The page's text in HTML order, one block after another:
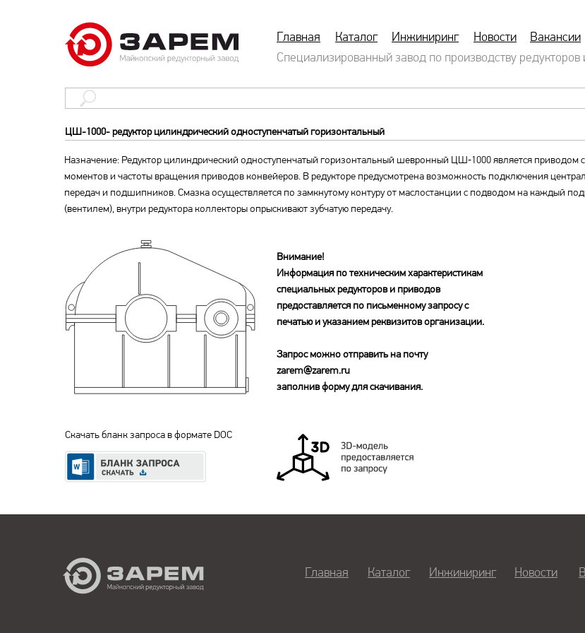
Каталог Инжиниринг Новости
Главная
Вакансии
Специализированный завод по производству редукторов
Назначение: Редуктор цилиндрический одноступенчатый горизонтальный шевронный ЦШ‑1000 является
моментов и частоты вращения приводов конвейеров. В редукторе предусмотрена возможность подключения
передач и подшипников. Смазка осуществляется по замкнутому контуру от маслостанции с подводом на каждый
(вентилем), внутри редуктора коллекторы опрыскивают зубчатую передачу.
Скачать бланк запроса в формате DOC
Внимание!
Информация по техническим характеристикам
специальных редукторов и приводов
предоставляется по письменному запросу с
печатью и указанием реквизитов организации.
Запрос можно отправить на почту
zarem@zarem.ru
заполнив форму для скачивания.
ЦШ-1000- редуктор цилиндрический одноступенчатый горизонтальный
Каталог Инжиниринг
Главная Новости